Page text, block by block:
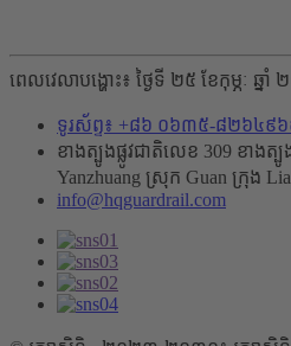
ពេលវេលាបង្ហោះ៖ ថ្ងៃទី ២៥ ខែកុម្ភៈ ឆ្ន
ទូរស័ព្ទ៖ +៨៦ ០៦៣៥-៨២៦៤៩
ខាងត្បូងផ្លូវជាតិលេខ 309 ខាងត្
Yanzhuang ស្រុក Guan ក្រុង
info@hqguardrail.com